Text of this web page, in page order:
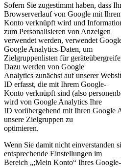
Sofern Sie zugestimmt haben, dass
Browserverlauf von Google mit
Konto verknüpft wird und
zum Personalisieren von Anzeigen
verwendet werden, verwendet
Google Analytics-Daten, um
Zielgruppenlisten für
Dazu werden von Google
Analytics zunächst auf unserer
ID erfasst, die mit Ihrem Google-
Konto verknüpft sind (also
wird von Google Analytics Ihre
ID vorübergehend mit Ihren Google
unsere Zielgruppen zu
optimieren.
Wenn Sie damit nicht einverstanden
entsprechende Einstellungen im
Bereich „;Mein Konto“ Ihres